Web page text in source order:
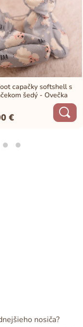
capačky softshell s
šedý - Ovečka
€
nosiča?